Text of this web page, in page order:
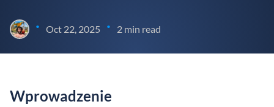
• Oct 22, 2025 • 2 min read
Wprowadzenie